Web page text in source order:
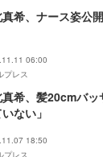
真希、ナース姿公
06:00
プレス
希、髪20cmバ
ない」
18:50
プレス